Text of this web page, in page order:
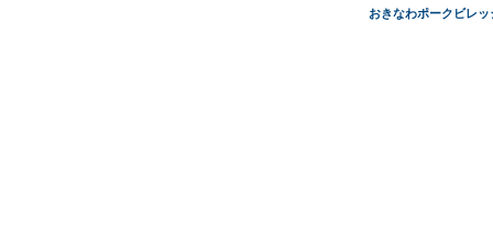
おきなわポークビレ